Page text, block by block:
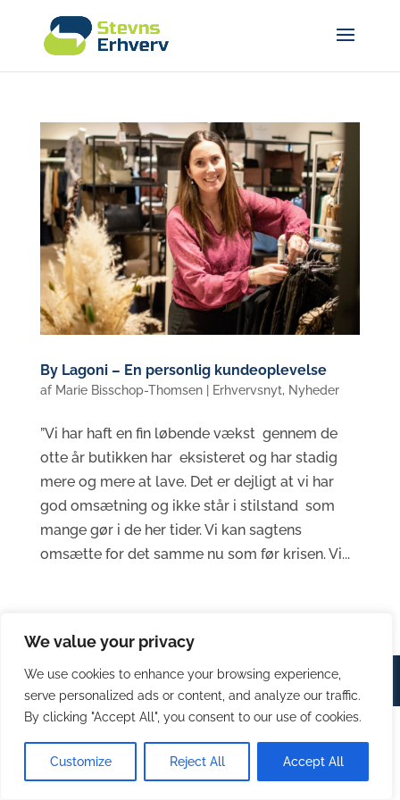
We value your privacy
We use cookies to enhance your browsing experience,
serve personalized ads or content, and analyze our traffic.
By clicking "Accept All", you consent to our use of cookies.
Customize Reject All Accept All
By Lagoni – En personlig kundeoplevelse
af Marie Bisschop-Thomsen| Erhvervsnyt, Nyheder
”Vi har haft en fin løbende vækst gennem de
otte år butikken har eksisteret og har stadig
mere og mere at lave. Det er dejligt at vi har
god omsætning og ikke står i stilstand som
mange gør i de her tider. Vi kan sagtens
omsætte for det samme nu som før krisen. Vi...
© Stevns Erhverv 2023 | Design byHouse of Marketing